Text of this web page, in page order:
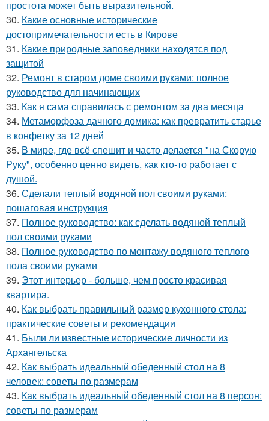
простота может быть выразительной.
30. Какие основные исторические
достопримечательности есть в Кирове
31. Какие природные заповедники находятся под
защитой
32. Ремонт в старом доме своими руками: полное
руководство для начинающих
33. Как я сама справилась с ремонтом за два месяца
34. Метаморфоза дачного домика: как превратить старье
в конфетку за 12 дней
35. В мире, где всё спешит и часто делается "на Скорую
Руку", особенно ценно видеть, как кто-то работает с
душой.
36. Сделали теплый водяной пол своими руками:
пошаговая инструкция
37. Полное руководство: как сделать водяной теплый
пол своими руками
38. Полное руководство по монтажу водяного теплого
пола своими руками
39. Этот интерьер - больше, чем просто красивая
квартира.
40. Как выбрать правильный размер кухонного стола:
практические советы и рекомендации
41. Были ли известные исторические личности из
Архангельска
42. Как выбрать идеальный обеденный стол на 8
человек: советы по размерам
43. Как выбрать идеальный обеденный стол на 8 персон:
советы по размерам